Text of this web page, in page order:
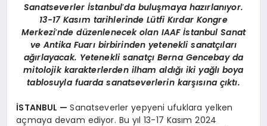
Sanatseverler İstanbul’da buluşmaya hazırlanıyor.
13-17 Kasım tarihlerinde Lütfi Kırdar Kongre
Merkezi’nde düzenlenecek olanIAAFİstanbul Sanat
ve Antika Fuarı birbirinden yetenekli sanatçıları
ağırlayacak. Yetenekli sanatçı Berna Gencebayda
mitolojik karakterlerden ilham aldığı iki yağlı boya
tablosuyla fuarda sanatseverlerin karşısına çıktı.
İSTANBUL —Sanatseverler yepyeni ufuklara yelken
açmaya devam ediyor. Bu yıl 13-17 Kasım 2024